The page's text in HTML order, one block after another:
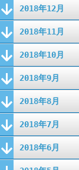
2018年12月
2018年11月
2018年10月
2018年9月
2018年8月
2018年7月
2018年6月